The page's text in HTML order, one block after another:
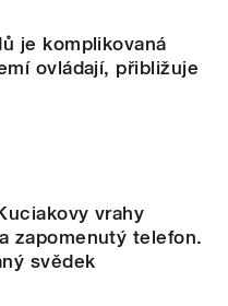
je komplikovaná
ovládají, přibližuje
vrahy
zapomenutý telefon.
svědek